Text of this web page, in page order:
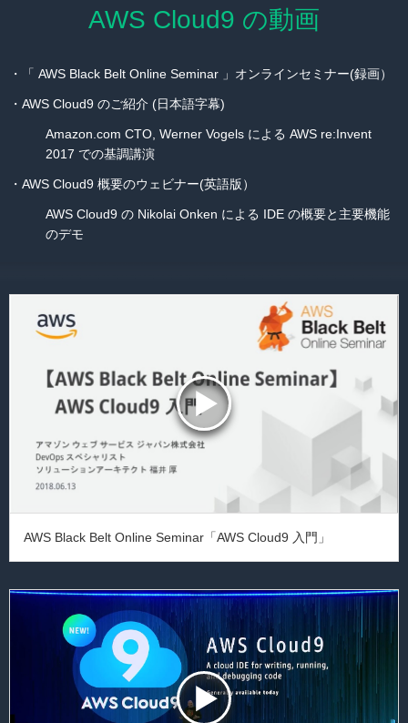
AWS Cloud9 の動画
・ 「 AWS Black Belt Online Seminar 」オンラインセミナー(録画）
・ AWS Cloud9 のご紹介 (日本語字幕)
Amazon.com CTO, Werner Vogels による AWS re:Invent
2017 での基調講演
・ AWS Cloud9 概要のウェビナー(英語版）
AWS Cloud9 の Nikolai Onken による IDE の概要と主要機能
のデモ
AWS Black Belt Online Seminar「AWS Cloud9 入門」